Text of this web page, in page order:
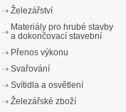
Železářství
Materiály pro hrubé stavby
a dokončovací stavební
Přenos výkonu
Svařování
Svítidla a osvětlení
Železářské zboží